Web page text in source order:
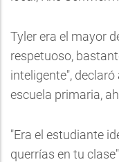
Tyler era el mayor
respetuoso,
inteligente", declaró
escuela primaria,
"Era el estudiante
querrías en tu